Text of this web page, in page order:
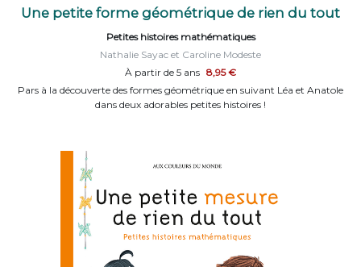
Une petite forme géométrique de rien du tout
Petites histoires mathématiques
Nathalie Sayac et Caroline Modeste
À partir de 5 ans 8,95 €
Pars à la découverte des formes géométrique en suivant Léa et Anatole
dans deux adorables petites histoires !